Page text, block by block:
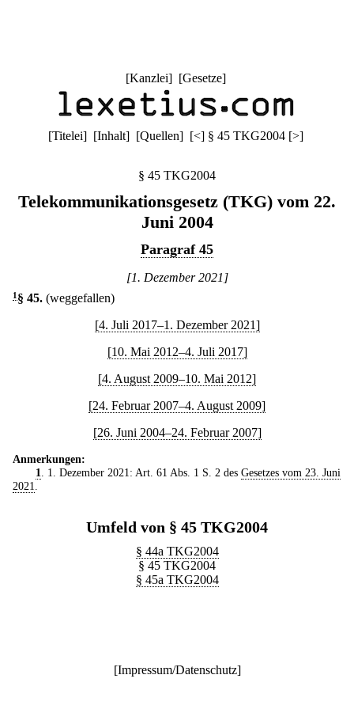
[Kanzlei] [Gesetze]
[Titelei] [Inhalt] [Quellen] [<] § 45 TKG2004 [>]
§ 45 TKG2004
Telekommunikationsgesetz (TKG) vom 22.
Juni 2004
Paragraf 45
[1. Dezember 2021]
1 § 45. (weggefallen)
[4. Juli 2017–1. Dezember 2021]
[10. Mai 2012–4. Juli 2017]
[4. August 2009–10. Mai 2012]
[24. Februar 2007–4. August 2009]
[26. Juni 2004–24. Februar 2007]
Anmerkungen:
1
. 1. Dezember 2021: Art. 61 Abs. 1 S. 2 des Gesetzes vom 23. Juni
2021
Umfeld von § 45 TKG2004
§ 44a TKG2004
§ 45 TKG2004
§ 45a TKG2004
[Impressum/Datenschutz]